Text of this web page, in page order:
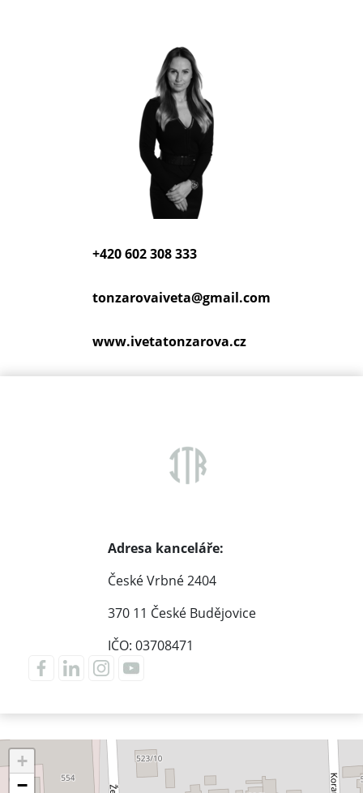
+420 602 308 333
tonzarovaiveta@gmail.com
www.ivetatonzarova.cz
Adresa kanceláře:
České Vrbné 2404
370 11 České Budějovice
IČO: 03708471
+
−